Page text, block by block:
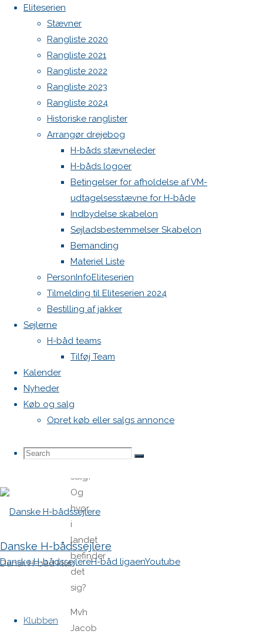
Eliteserien
Stævner
Rangliste 2020
Rangliste 2021
Rangliste 2022
Rangliste 2023
Rangliste 2024
Historiske ranglister
Arrangør drejebog
H-båds stævneleder
H-båds logoer
Betingelser for afholdelse af VM-
udtagelsesstævne for H-både
Indbydelse skabelon
Sejladsbestemmelser Skabelon
Bemanding
Materiel Liste
PersonInfoEliteserien
Tilmelding til Eliteserien 2024
Bestilling af jakker
Sejlerne
H-båd teams
Tilføj Team
Kalender
Nyheder
Køb og salg
Opret køb eller salgs annonce
Search
Search
Search
Danske H-bådssejlere
Dansk H-båd klub
Danske H-bådssejlereH-båd ligaenYoutube
Klubben
Ældre
men
velholdt
høj
Jensen
storsejl
sælges
pris 750 kr
40863483
Den 395
Carsten
Olesen
Tove-
carsten@outlook.dk
One
Comment
stadig
salg?
Og
hvor
i
landet
befinder
det
sig?
Mvh
Jacob
Log ind
WordPress.org
Top